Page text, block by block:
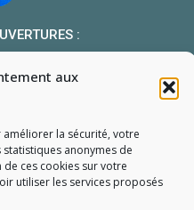
aux
la sécurité, votre
statistiques anonymes de
ces cookies sur votre
utiliser les services proposés
:
13h 14h-18h
de pièce